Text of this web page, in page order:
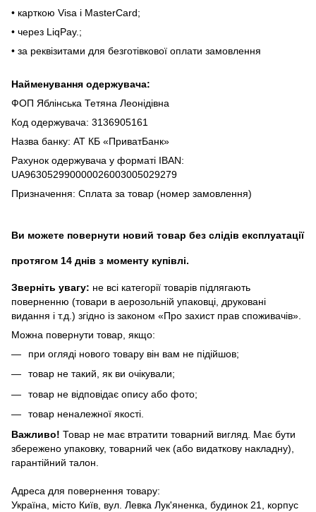
• кapткoю Visa і MasterCard;
• чepeз LiqPaу.;
• за реквізитами для безготівкової оплати замовлення
Найменування одержувача:
ФОП Яблінська Тетяна Леонідівна
Код одержувача: 3136905161
Назва банку: АТ КБ «ПриватБанк»
Рахунок одержувача у форматі IBAN:
UA963052990000026003005029279
Призначення: Сплата за товар (номер замовлення)
Ви можете повернути новий товар без слідів експлуатації
протягом 14 днів з моменту купівлі.
Зверніть увагу: не всі категорії товарів підлягають
поверненню (товари в аерозольній упаковці, друковані
видання і т.д.) згідно із законом «Про захист прав споживачів».
Можна повернути товар, якщо:
при огляді нового товару він вам не підійшов;
товар не такий, як ви очікували;
товар не відповідає опису або фото;
товар неналежної якості.
Важливо! Товар не має втратити товарний вигляд. Має бути
збережено упаковку, товарний чек (або видаткову накладну),
гарантійний талон.
Адреса для повернення товару:
Україна, місто Київ, вул. Левка Лук'яненка, будинок 21, корпус